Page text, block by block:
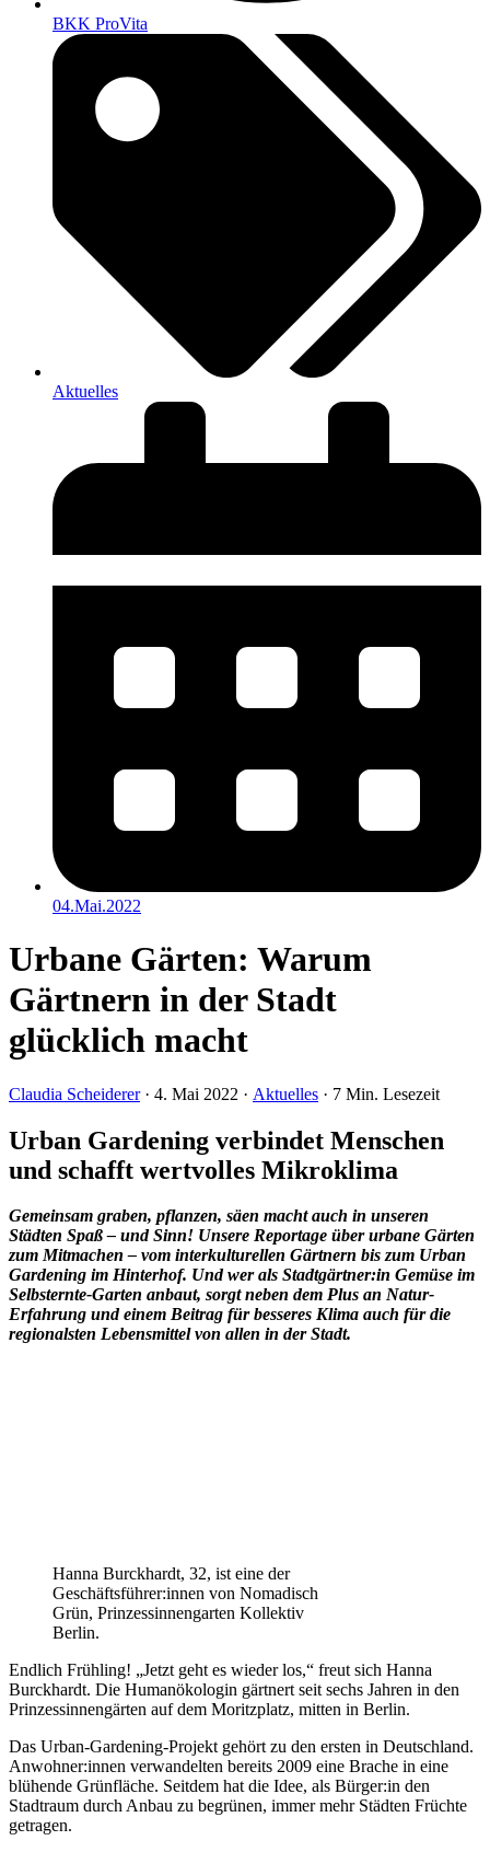
BKK ProVita
Aktuelles
04.Mai.2022
Urbane Gärten: Warum
Gärtnern in der Stadt
glücklich macht
Claudia Scheiderer· 4. Mai 2022 · Aktuelles · 7 Min. Lesezeit
Urban Gardening verbindet Menschen
und schafft wertvolles Mikroklima
Gemeinsam graben, pflanzen, säen macht auch in unseren
Städten Spaß – und Sinn! Unsere Reportage über urbane Gärten
zum Mitmachen – vom interkulturellen Gärtnern bis zum Urban
Gardening im Hinterhof. Und wer als Stadtgärtner:in Gemüse im
Selbsternte-Garten anbaut, sorgt neben dem Plus an Natur-
Erfahrung und einem Beitrag für besseres Klima auch für die
regionalsten Lebensmittel von allen in der Stadt.
Hanna Burckhardt, 32, ist eine der
Geschäftsführer:innen von Nomadisch
Grün, Prinzessinnengarten Kollektiv
Berlin.
Endlich Frühling! „Jetzt geht es wieder los,“ freut sich Hanna
Burckhardt. Die Humanökologin gärtnert seit sechs Jahren in den
Prinzessinnengärten auf dem Moritzplatz, mitten in Berlin.
Das Urban-Gardening-Projekt gehört zu den ersten in Deutschland.
Anwohner:innen verwandelten bereits 2009 eine Brache in eine
blühende Grünfläche. Seitdem hat die Idee, als Bürger:in den
Stadtraum durch Anbau zu begrünen, immer mehr Städten Früchte
getragen.